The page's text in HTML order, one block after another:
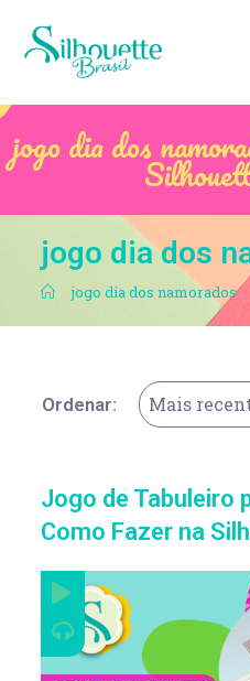
jogo dia dos
jogo dia dos
. jogo dia dos namorados
Ordenar: Mais
Jogo de Tabuleiro
Como Fazer na